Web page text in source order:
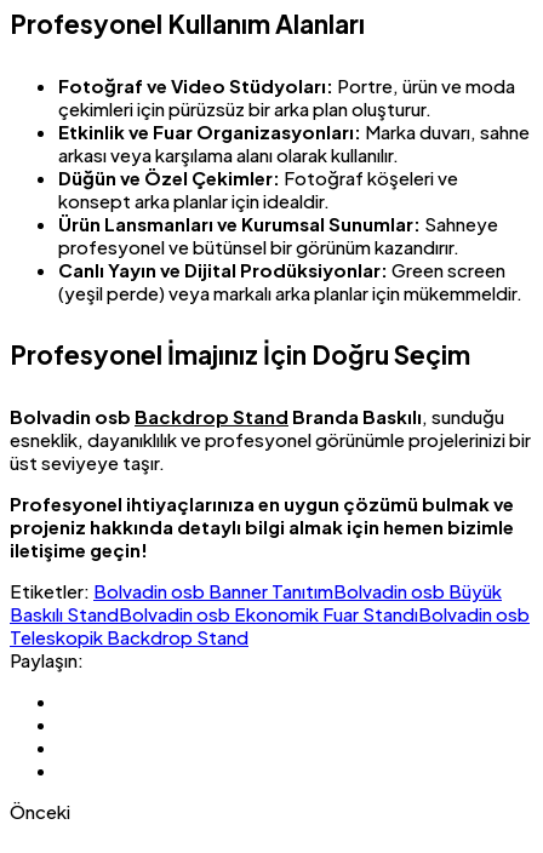
Profesyonel Kullanım Alanları
Fotoğraf ve Video Stüdyoları: Portre, ürün ve moda
çekimleri için pürüzsüz bir arka plan oluşturur.
Etkinlik ve Fuar Organizasyonları: Marka duvarı, sahne
arkası veya karşılama alanı olarak kullanılır.
Düğün ve Özel Çekimler: Fotoğraf köşeleri ve
konsept arka planlar için idealdir.
Ürün Lansmanları ve Kurumsal Sunumlar: Sahneye
profesyonel ve bütünsel bir görünüm kazandırır.
Canlı Yayın ve Dijital Prodüksiyonlar: Green screen
(yeşil perde) veya markalı arka planlar için mükemmeldir.
Profesyonel İmajınız İçin Doğru Seçim
Bolvadin osb Backdrop Stand Branda Baskılı, sunduğu
esneklik, dayanıklılık ve profesyonel görünümle projelerinizi bir
üst seviyeye taşır.
Profesyonel ihtiyaçlarınıza en uygun çözümü bulmak ve
projeniz hakkında detaylı bilgi almak için hemen bizimle
iletişime geçin!
Etiketler: Bolvadin osb Banner TanıtımBolvadin osb Büyük
Baskılı StandBolvadin osb Ekonomik Fuar StandıBolvadin osb
Teleskopik Backdrop Stand
Paylaşın:
Önceki